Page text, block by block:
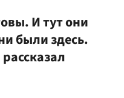
И тут они
были здесь.